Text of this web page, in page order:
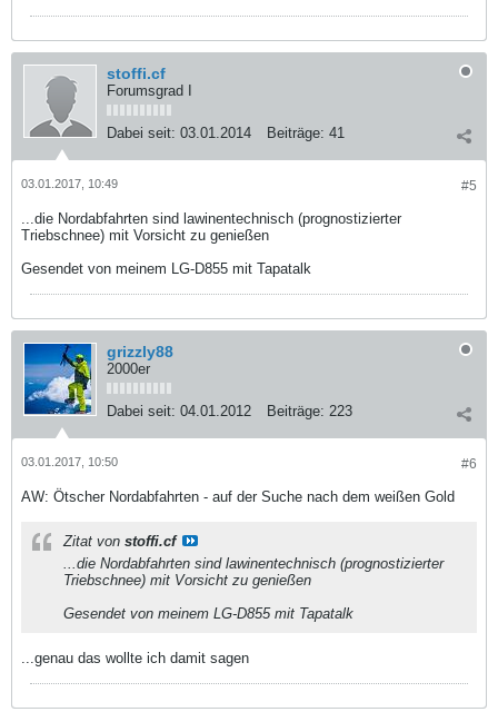
stoffi.cf
Forumsgrad I
Dabei seit: 03.01.2014 Beiträge: 41
#5
03.01.2017, 10:49
...die Nordabfahrten sind lawinentechnisch (prognostizierter
Triebschnee) mit Vorsicht zu genießen
Gesendet von meinem LG-D855 mit Tapatalk
grizzly88
2000er
Dabei seit: 04.01.2012 Beiträge: 223
#6
03.01.2017, 10:50
AW: Ötscher Nordabfahrten - auf der Suche nach dem weißen Gold
Zitat von stoffi.cf
...die Nordabfahrten sind lawinentechnisch (prognostizierter
Triebschnee) mit Vorsicht zu genießen
Gesendet von meinem LG-D855 mit Tapatalk
...genau das wollte ich damit sagen